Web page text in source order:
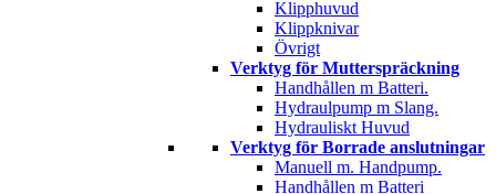
Klipphuvud
Klippknivar
Övrigt
Verktyg för Mutterspräckning
Handhållen m Batteri.
Hydraulpump m Slang.
Hydrauliskt Huvud
Verktyg för Borrade anslutningar
Manuell m. Handpump.
Handhållen m Batteri